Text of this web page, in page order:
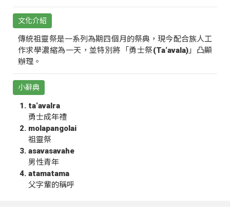
文化介紹
傳統祖靈祭是一系列為期四個月的祭典，現今配合族人工
作求學濃縮為一天，並特別將「勇士祭(Ta‘avala)」凸顯
辦理。
小辭典
ta‘avalra
勇士成年禮
molapangolai
祖靈祭
asavasavahe
男性青年
atamatama
父字輩的稱呼